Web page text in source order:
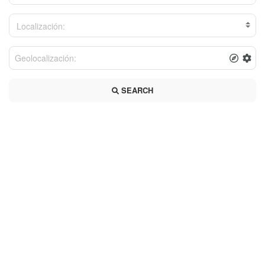
Localización:
SEARCH